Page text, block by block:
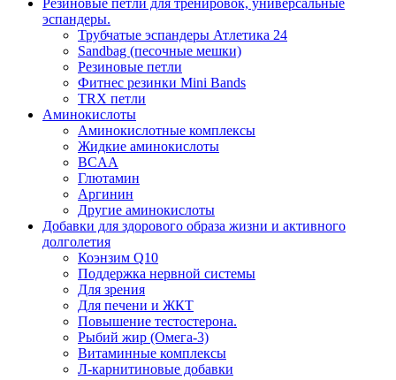
Резиновые петли для тренировок, универсальные
эспандеры.
Трубчатые эспандеры Атлетика 24
Sandbag (песочные мешки)
Резиновые петли
Фитнес резинки Mini Bands
TRX петли
Аминокислоты
Аминокислотные комплексы
Жидкие аминокислоты
BCAA
Глютамин
Аргинин
Другие аминокислоты
Добавки для здорового образа жизни и активного
долголетия
Коэнзим Q10
Поддержка нервной системы
Для зрения
Для печени и ЖКТ
Повышение тестостерона.
Рыбий жир (Омега-3)
Витаминные комплексы
Л-карнитиновые добавки